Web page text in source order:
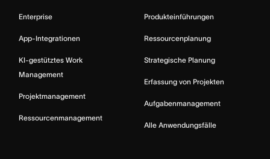
Enterprise
App-Integrationen
KI-gestütztes Work
Management
Projektmanagement
Ressourcenmanagement
Produkteinführungen
Ressourcenplanung
Strategische Planung
Erfassung von Projekten
Aufgabenmanagement
Alle Anwendungsfälle